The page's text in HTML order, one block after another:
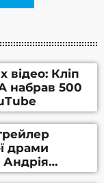
відео: Кліп
набрав 500
драми
Андрія